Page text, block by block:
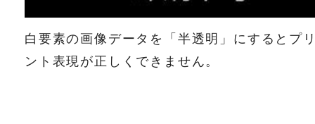
白要素の画像データを「半透明」にするとプ
ント表現が正しくできません。